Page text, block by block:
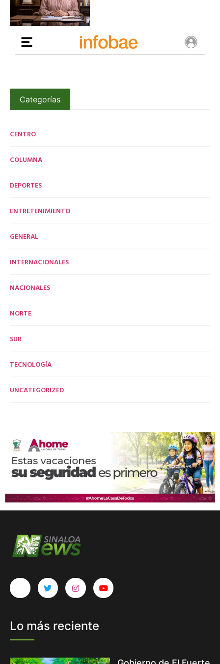
Categorías
CENTRO
COLUMNA
DEPORTES
ENTRETENIMIENTO
GENERAL
INTERNACIONALES
NACIONALES
NORTE
SUR
TECNOLOGÍA
UNCATEGORIZED
Lo más reciente